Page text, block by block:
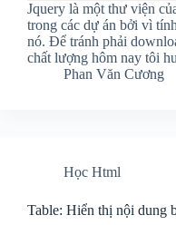
Jquery là một thư viện
trong các dự án bởi vì
nó. Để tránh phải
chất lượng hôm nay tôi
Phan Văn Cương
Học Html
Table: Hiển thị nội dung